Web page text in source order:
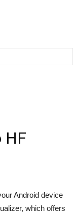
HF
Android device
which offers